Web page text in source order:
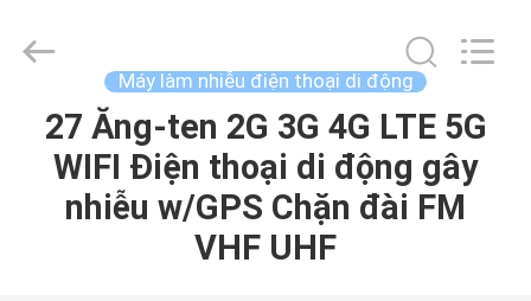
TRANG
CHỦ
ELECTRONICS(HK)
Máy làm nhiễu điện thoại di động
27 Ăng-ten 2G 3G 4G LTE 5G
WIFI Điện thoại di động gây
nhiễu w/GPS Chặn đài FM
VHF UHF